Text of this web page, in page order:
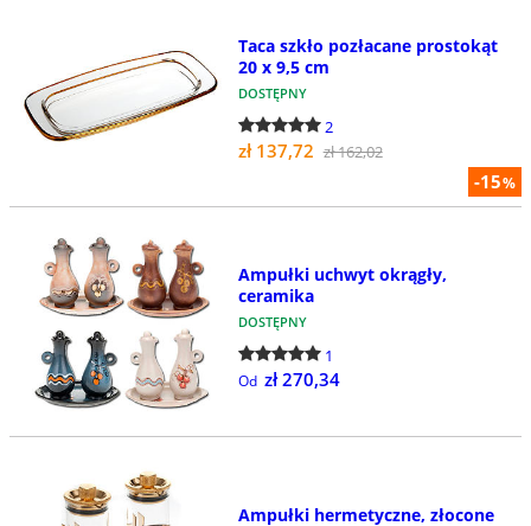
-15%
Taca szkło pozłacane prostokąt
20 x 9,5 cm
DOSTĘPNY
2
zł 137,72 zł 162,02
Ampułki uchwyt okrągły,
ceramika
DOSTĘPNY
1
Od zł 270,34
Ampułki hermetyczne, złocone